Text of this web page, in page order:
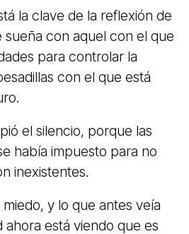
la clave de la reflexión de
con aquel con el que
para controlar la
con el que está
el silencio, porque las
había impuesto para no
inexistentes.
y lo que antes veía
está viendo que es